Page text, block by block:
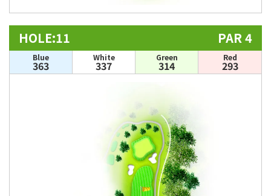
HOLE:11 PAR 4
Blue
363
White
337
Green
314
Red
293